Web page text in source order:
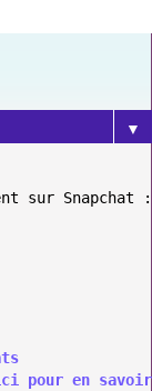
▼
sur Snapchat :
pour en savoir